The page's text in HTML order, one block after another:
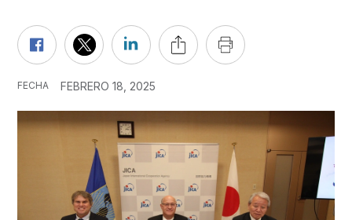
FECHA FEBRERO 18, 2025